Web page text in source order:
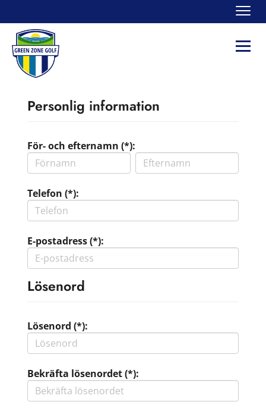
Personlig information
För- och efternamn (*):
Telefon (*):
E-postadress (*):
Lösenord
Lösenord (*):
Bekräfta lösenordet (*):